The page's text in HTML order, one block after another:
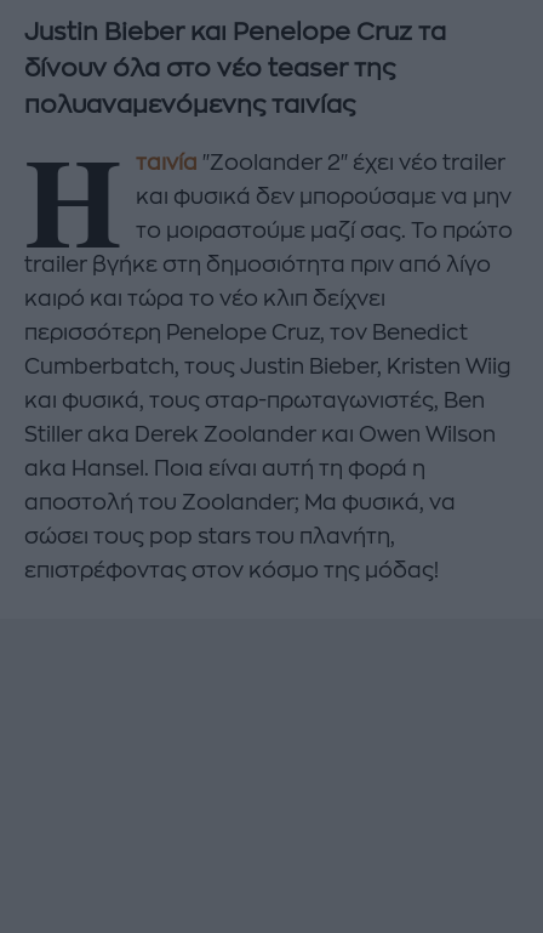
Justin Bieber και Penelope Cruz τα
δίνουν όλα στο νέο teaser της
πολυαναμενόμενης ταινίας
Η ταινία "Zoolander 2" έχει νέο trailer
και φυσικά δεν μπορούσαμε να μην
το μοιραστούμε μαζί σας. Το πρώτο
trailer βγήκε στη δημοσιότητα πριν από λίγο
καιρό και τώρα το νέο κλιπ δείχνει
περισσότερη Penelope Cruz, τον Benedict
Cumberbatch, τους Justin Bieber, Kristen Wiig
και φυσικά, τους σταρ-πρωταγωνιστές, Ben
Stiller aka Derek Zoolander και Owen Wilson
aka Hansel. Ποια είναι αυτή τη φορά η
αποστολή του Zoolander; Μα φυσικά, να
σώσει τους pop stars του πλανήτη,
επιστρέφοντας στον κόσμο της μόδας!